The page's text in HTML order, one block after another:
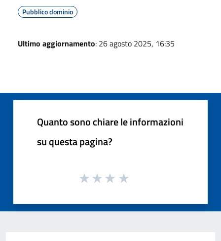
Pubblico dominio
Ultimo aggiornamento: 26 agosto 2025, 16:35
Quanto sono chiare le informazioni
su questa pagina?